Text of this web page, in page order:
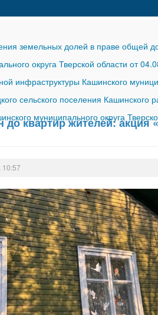
земельных долей в праве общей
округа Тверской области от
инфраструктуры Кашинского
сельского поселения Кашинского
муниципального округа
квартир жителей:
10:57